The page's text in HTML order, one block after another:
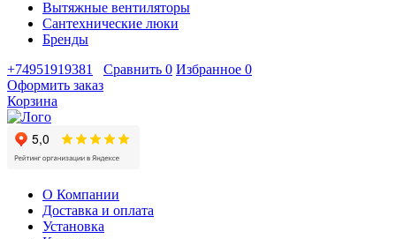
Вытяжные вентиляторы
Сантехнические люки
Бренды
+74951919381
Сравнить 0 Избранное 0
Оформить заказ
Корзина
О Компании
Доставка и оплата
Установка